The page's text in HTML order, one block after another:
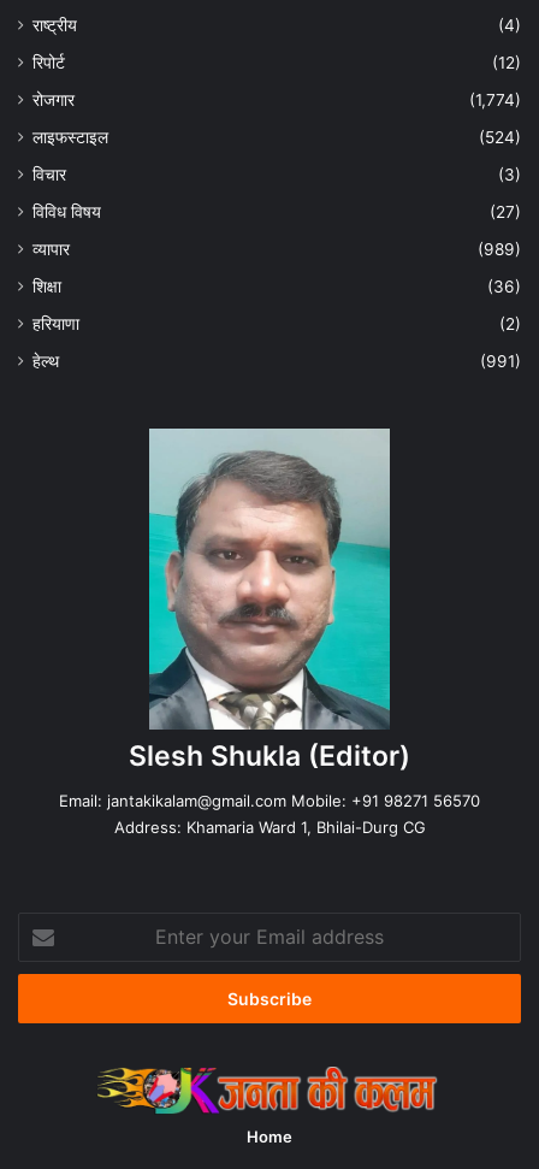
राष्ट्रीय
(4)
रिपोर्ट
(12)
रोजगार
(1,774)
लाइफस्टाइल
(524)
विचार
(3)
विविध विषय
(27)
व्यापार
(989)
शिक्षा
(36)
हरियाणा
(2)
हेल्‍थ
(991)
Slesh Shukla (Editor)
Email: jantakikalam@gmail.com Mobile: +91 98271 56570
Address: Khamaria Ward 1, Bhilai-Durg CG
your
Email
Home